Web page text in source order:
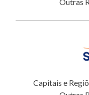
Capitais e